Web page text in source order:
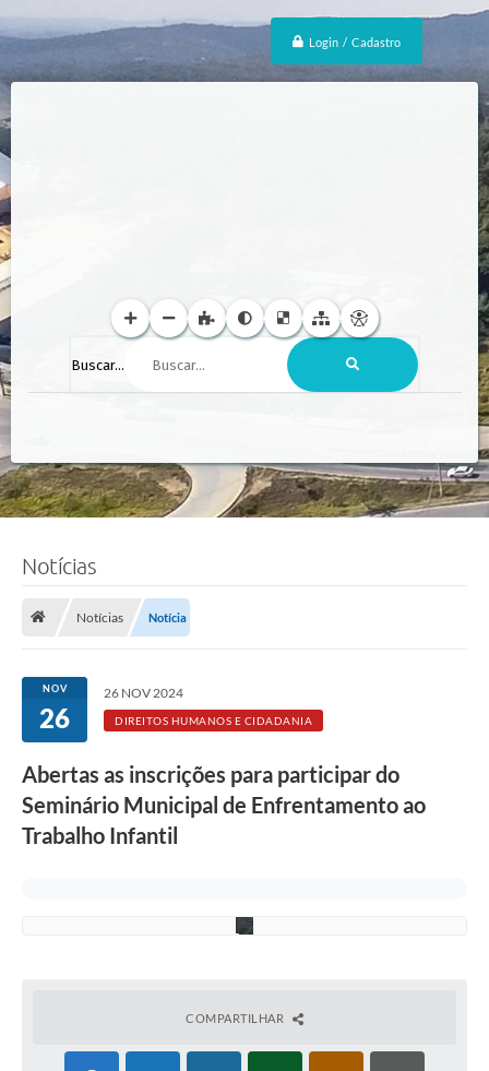
Login / Cadastro
Buscar...
Notícias
Notícias Notícia
NOV
26
26 NOV 2024
DIREITOS HUMANOS E CIDADANIA
Abertas as inscrições para participar do
Seminário Municipal de Enfrentamento ao
Trabalho Infantil
o
m
b
y
F
COMPARTILHAR